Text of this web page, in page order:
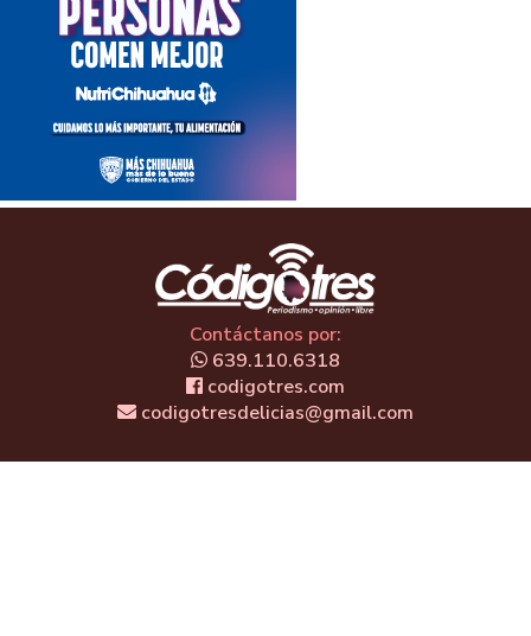
Contáctanos por:
639.110.6318
codigotres.com
codigotresdelicias@gmail.com